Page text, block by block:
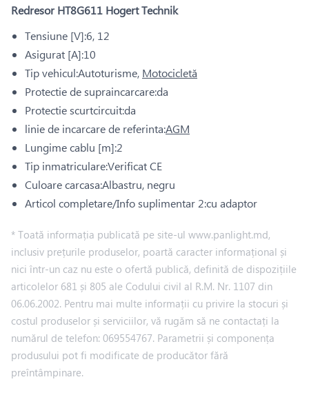
Redresor HT8G611 Hogert Technik
Tensiune [V]:6, 12
Asigurat [A]:10
Tip vehicul:Autoturisme, Motocicletă
Protectie de supraincarcare:da
Protectie scurtcircuit:da
linie de incarcare de referinta:AGM
Lungime cablu [m]:2
Tip inmatriculare:Verificat CE
Culoare carcasa:Albastru, negru
Articol completare/Info suplimentar 2:cu adaptor
* Toată informația publicată pe site-ul www.panlight.md,
inclusiv prețurile produselor, poartă caracter informațional și
nici într-un caz nu este o ofertă publică, definită de dispozițiile
articolelor 681 și 805 ale Codului civil al R.M. Nr. 1107 din
06.06.2002. Pentru mai multe informații cu privire la stocuri și
costul produselor și serviciilor, vă rugăm să ne contactați la
numărul de telefon: 069554767. Parametrii și componența
produsului pot fi modificate de producător fără
preîntâmpinare.